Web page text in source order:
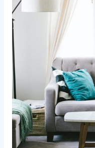
porttitor
leo